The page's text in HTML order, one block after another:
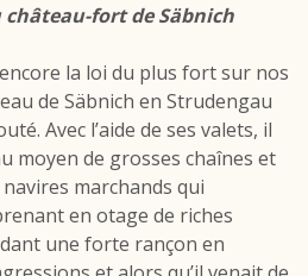
fort de Säbnich
la loi du plus fort sur nos
de Säbnich en Strudengau
Avec l’aide de ses valets, il
moyen de grosses chaînes et
marchands qui
en otage de riches
une forte rançon en